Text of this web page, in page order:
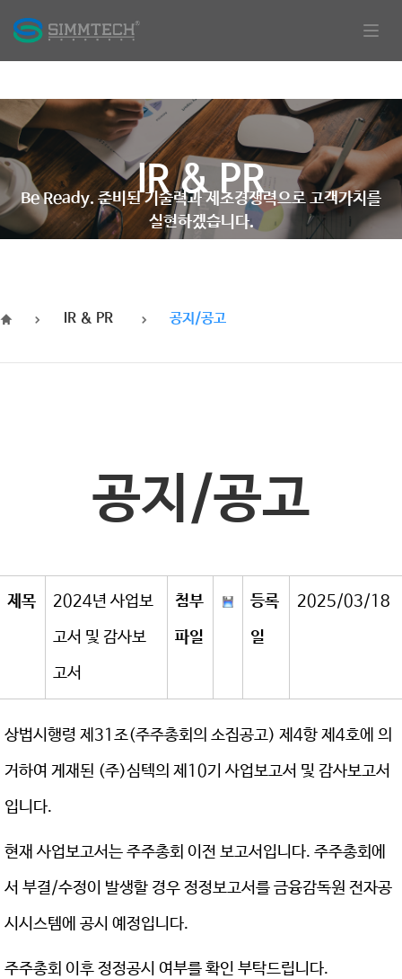
​IR & PR
Be Ready. 준비된 기술력과 제조경쟁력으로 고객가치를
실현하겠습니다.
HOMEIR & PR 공지/공고
공지/공고
제목
2024년 사업보
고서 및 감사보
고서
첨부
파일
등록
일
2025/03/18
상법시행령 제31조(주주총회의 소집공고) 제4항 제4호에 의
거하여 게재된 (주)심텍의 제10기 사업보고서 및 감사보고서
입니다.
현재 사업보고서는 주주총회 이전 보고서입니다. 주주총회에
서 부결/수정이 발생할 경우 정정보고서를 금융감독원 전자공
시시스템에 공시 예정입니다.
주주총회 이후 정정공시 여부를 확인 부탁드립니다.